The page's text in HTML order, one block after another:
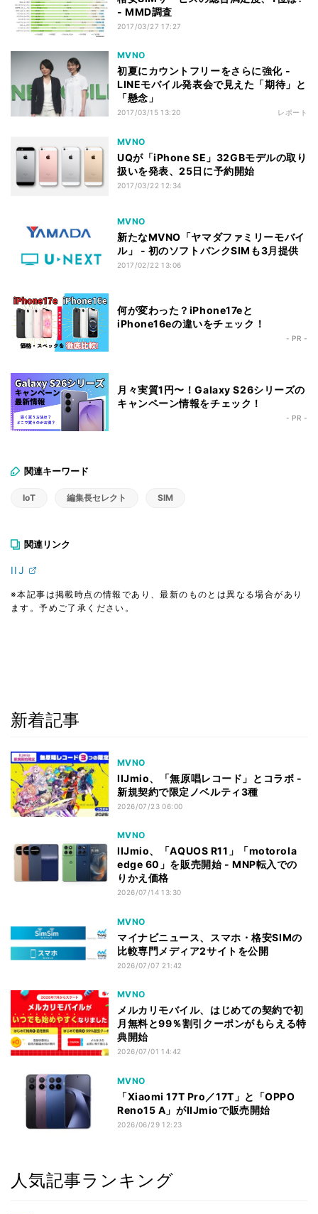
- MMD調査
2017/03/27 17:27
MVNO
初夏にカウントフリーをさらに強化 -
LINEモバイル発表会で見えた「期待」と
「懸念」
2017/03/15 13:20 レポート
MVNO
UQが「iPhone SE」32GBモデルの取り
扱いを発表、25日に予約開始
2017/03/22 12:34
MVNO
新たなMVNO「ヤマダファミリーモバイ
ル」 - 初のソフトバンクSIMも3月提供
2017/02/22 13:06
何が変わった？iPhone17eと
iPhone16eの違いをチェック！
- PR -
月々実質1円〜！Galaxy S26シリーズの
キャンペーン情報をチェック！
- PR -
関連キーワード
IoT 編集長セレクト SIM
関連リンク
IIJ
※本記事は掲載時点の情報であり、最新のものとは異なる場合があり
ます。予めご了承ください。
新着記事
MVNO
IIJmio、「無原唱レコード」とコラボ -
新規契約で限定ノベルティ3種
2026/07/23 06:00
MVNO
IIJmio、「AQUOS R11」「motorola
edge 60」を販売開始 - MNP転入での
りかえ価格
2026/07/14 13:30
MVNO
マイナビニュース、スマホ・格安SIMの
比較専門メディア2サイトを公開
2026/07/07 21:42
MVNO
メルカリモバイル、はじめての契約で初
月無料と99％割引クーポンがもらえる特
典開始
2026/07/01 14:42
MVNO
「Xiaomi 17T Pro／17T」と「OPPO
Reno15 A」がIIJmioで販売開始
2026/06/29 12:23
人気記事ランキング